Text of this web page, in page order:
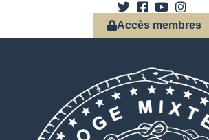
Accès membres